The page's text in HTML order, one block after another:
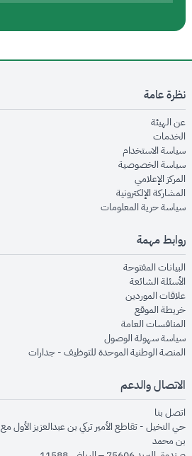
نظرة عامة
عن الهيئةopens in new window
الخدماتopens in new window
سياسة الاستخدام
سياسة الخصوصيةopens in new window
المركز الإعلاميopens in new window
المشاركة الإلكترونيةopens in new window
سياسة حرية المعلوماتopens in new window
روابط مهمة
البيانات المفتوحةopens in new window
الأسئلة الشائعةopens in new window
علاقات الموردينopens in new window
خريطة الموقعopens in new window
المنافسات العامةopens in new window
سياسة سهولة الوصولopens in new window
المنصة الوطنية الموحدة للتوظيف - جدارات
الاتصال والدعم
اتصل بنا
حي النخيل - تقاطع الأمير تركي بن عبدالعزيز الأول
بن محمد